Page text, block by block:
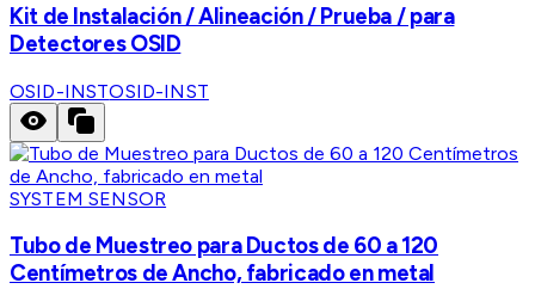
Kit de Instalación / Alineación / Prueba / para
Detectores OSID
OSID-INSTOSID-INST
SYSTEM SENSOR
Tubo de Muestreo para Ductos de 60 a 120
Centímetros de Ancho, fabricado en metal